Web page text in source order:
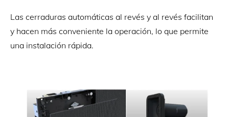
Las cerraduras automáticas al revés y al revés facilitan
y hacen más conveniente la operación, lo que permite
una instalación rápida.